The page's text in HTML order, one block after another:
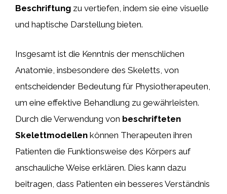
Beschriftung zu vertiefen, indem sie eine visuelle
und haptische Darstellung bieten.
Insgesamt ist die Kenntnis der menschlichen
Anatomie, insbesondere des Skeletts, von
entscheidender Bedeutung für Physiotherapeuten,
um eine effektive Behandlung zu gewährleisten.
Durch die Verwendung von beschrifteten
Skelettmodellen können Therapeuten ihren
Patienten die Funktionsweise des Körpers auf
anschauliche Weise erklären. Dies kann dazu
beitragen, dass Patienten ein besseres Verständnis